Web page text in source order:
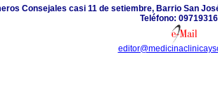
Consejales casi 11 de setiembre, Barrio San
Teléfono: